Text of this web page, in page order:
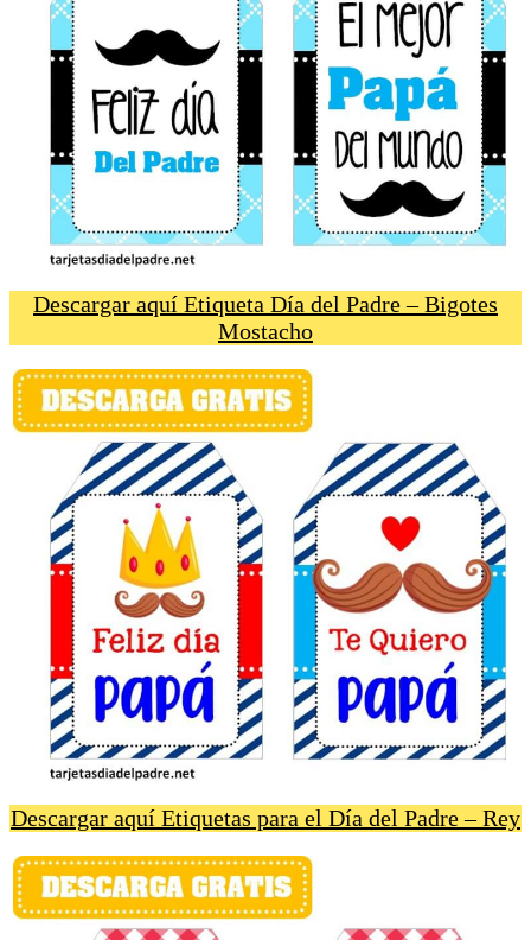
Descargar aquí Etiqueta Día del Padre – Bigotes
Mostacho
Descargar aquí Etiquetas para el Día del Padre – Rey